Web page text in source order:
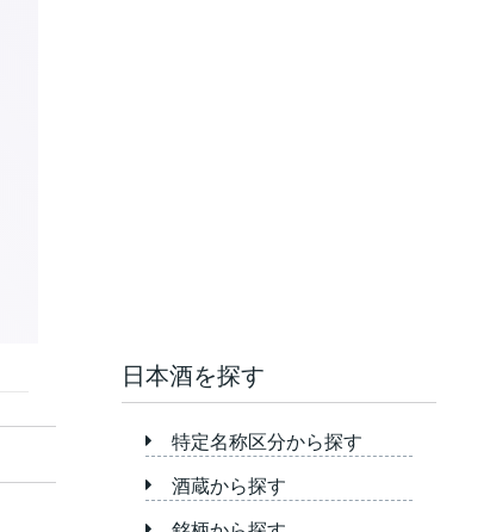
日本酒を探す
特定名称区分から探す
酒蔵から探す